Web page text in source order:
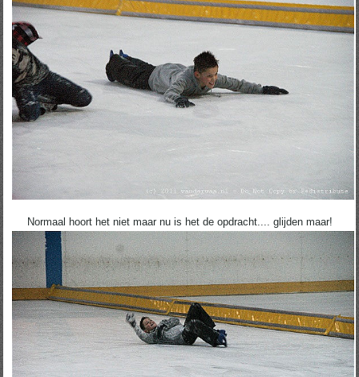
Normaal hoort het niet maar nu is het de opdracht.... glijden maar!